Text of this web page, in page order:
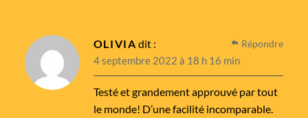
OLIVIA dit :
4 septembre 2022 à 18 h 16 min
Testé et grandement approuvé par tout
le monde! D’une facilité incomparable.
Répondre